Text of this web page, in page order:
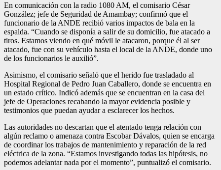
En comunicación con la radio 1080 AM, el comisario César
González; jefe de Seguridad de Amambay; confirmó que el
funcionario de la ANDE recibió varios impactos de bala en la
espalda. “Cuando se disponía a salir de su domicilio, fue atacado a
tiros. Estamos viendo en qué móvil le atacaron, porque él al ser
atacado, fue con su vehículo hasta el local de la ANDE, donde uno
de los funcionarios le auxilió”.
Asimismo, el comisario señaló que el herido fue trasladado al
Hospital Regional de Pedro Juan Caballero, donde se encuentra en
un estado crítico. Indicó además que se encuentran en la casa del
jefe de Operaciones recabando la mayor evidencia posible y
testimonios que puedan ayudar a esclarecer los hechos.
Las autoridades no descartan que el atentado tenga relación con
algún reclamo o amenaza contra Escobar Dávalos, quien se encarga
de coordinar los trabajos de mantenimiento y reparación de la red
eléctrica de la zona. “Estamos investigando todas las hipótesis, no
podemos adelantar nada por el momento”, puntualizó el comisario.